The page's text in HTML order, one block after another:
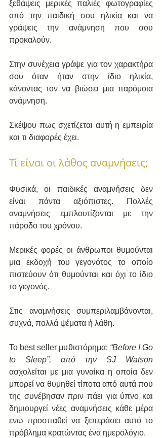
ξεθάψεις μερικές παλιές φωτογραφίες
από την παιδική σου ηλικία και να
γράψεις την ανάμνηση που σου
προκαλούν.
Στην συνέχεια γράψε για τον χαρακτήρα
σου όταν ήταν στην ίδιο ηλικία,
κάνοντας τον να βιώσει μια παρόμοια
ανάμνηση.
Σκέψου πως σχετίζεται αυτή η εμπειρία
και τι διαφορές έχει.
Τί είναι οι λάθος αναμνήσεις;
Φυσικά, οι παιδικές αναμνήσεις δεν
είναι πάντα αξιόπιστες. Πολλές
αναμνήσεις εμπλουτίζονται με την
πάροδο του χρόνου.
Μερικές φορές οι άνθρωποι θυμούνται
μια εκδοχή του γεγονότος το οποίο
πιστεύουν ότι θυμούνται και όχι το ίδιο
το γεγονός.
Στις αναμνήσεις συμπεριλαμβάνονται,
συχνά, πολλά ψέματα ή λάθη.
Το best seller μυθιστόρημα: “Before I Go
ασχολείται με μια γυναίκα η οποία δεν
μπορεί να θυμηθεί τίποτα από αυτά που
της συνέβησαν πριν πάει για ύπνο και
δημιουργεί νέες αναμνήσεις κάθε μέρα
ενώ προσπαθεί να ξεπεράσει αυτό το
πρόβλημα κρατώντας ένα ημερολόγιο.